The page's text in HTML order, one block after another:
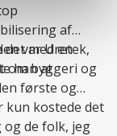
af
var Uretek,
han at
det med en
om byggeri og
første og
kun kostede det
og de folk, jeg